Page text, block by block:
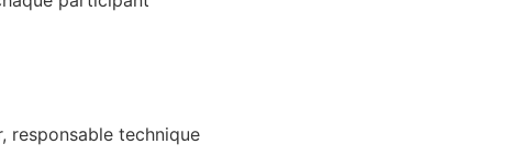
responsable technique